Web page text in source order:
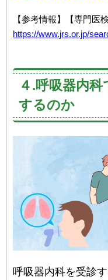
【参考情報】【専門医
https://www.jrs.or.jp/
４.呼吸器内
するのか
呼吸器内科を受診